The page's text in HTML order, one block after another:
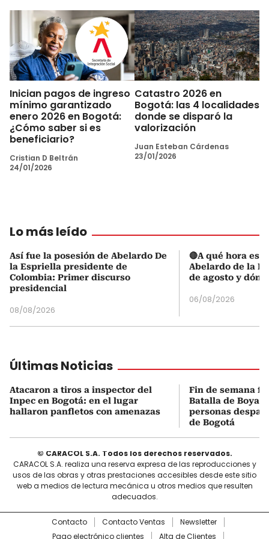
Inician pagos de ingreso
mínimo garantizado
enero 2026 en Bogotá:
¿Cómo saber si es
beneficiario?
Cristian D Beltrán
24/01/2026
Catastro 2026 en
Bogotá: las 4 localidades
donde se disparó la
valorización
Juan Esteban Cárdenas
23/01/2026
Lo más leído
Así fue la posesión de Abelardo De
la Espriella presidente de
Colombia: Primer discurso
presidencial
08/08/2026
🔴A qué hora es
Abelardo de la
de agosto y
06/08/2026
Últimas Noticias
Atacaron a tiros a inspector del
Inpec en Bogotá: en el lugar
hallaron panfletos con amenazas
Fin de semana
Batalla de
personas
de Bogotá
© CARACOL S.A. Todos los derechos reservados.
CARACOL S.A. realiza una reserva expresa de las reproducciones y
usos de las obras y otras prestaciones accesibles desde este sitio
web a medios de lectura mecánica u otros medios que resulten
adecuados.
Contacto Contacto Ventas
Newsletter
Pago electrónico clientes
Alta de Clientes